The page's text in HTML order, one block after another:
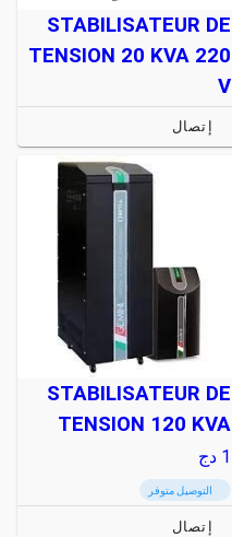
STABILISATEUR DE
TENSION 20 KVA 220
V
إتصال
STABILISATEUR DE
TENSION 120 KVA
1 دج
التوصيل متوفر
إتصال